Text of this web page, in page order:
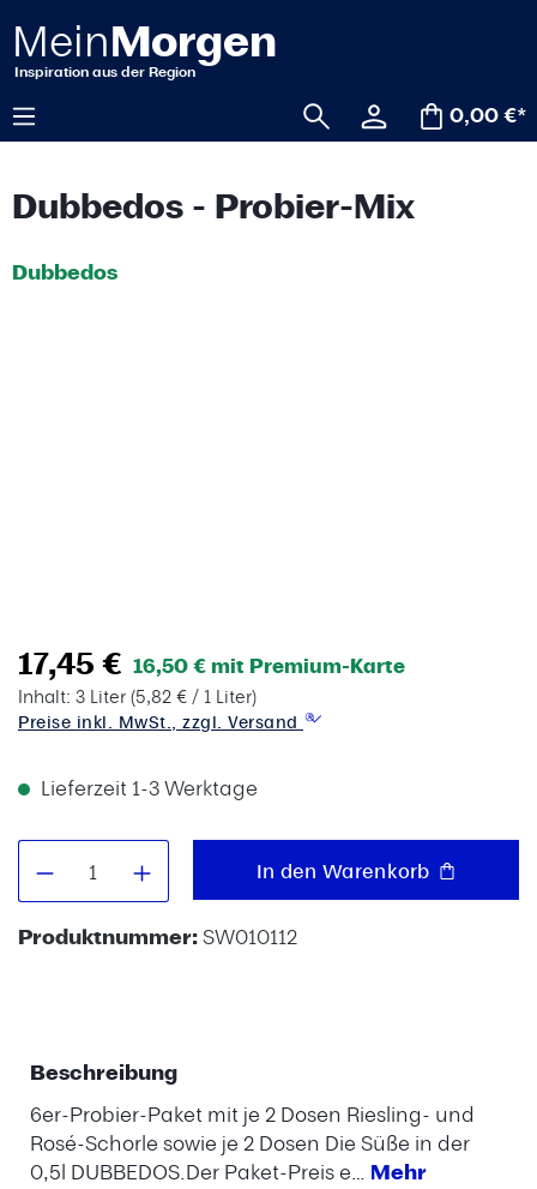
springen
0,00 €*
Dubbedos - Probier-Mix
Dubbedos
17,45 € 16,50 € mit Premium-Karte
Inhalt: 3 Liter(5,82 € / 1 Liter)
Preise inkl. MwSt., zzgl. Versand
Lieferzeit 1-3 Werktage
Produkt Anzahl: Gib denIn den Warenkorb
Produktnummer:SW010112
Beschreibung
6er-Probier-Paket mit je 2 Dosen Riesling- und
Rosé-Schorle sowie je 2 Dosen Die Süße in der
0,5l DUBBEDOS.Der Paket-Preis e… Mehr